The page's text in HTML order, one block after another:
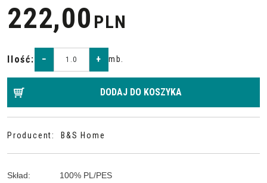
222,00 PLN
Ilość: − + mb.
DODAJ DO KOSZYKA
Producent: B&S Home
Skład: 100% PL/PES